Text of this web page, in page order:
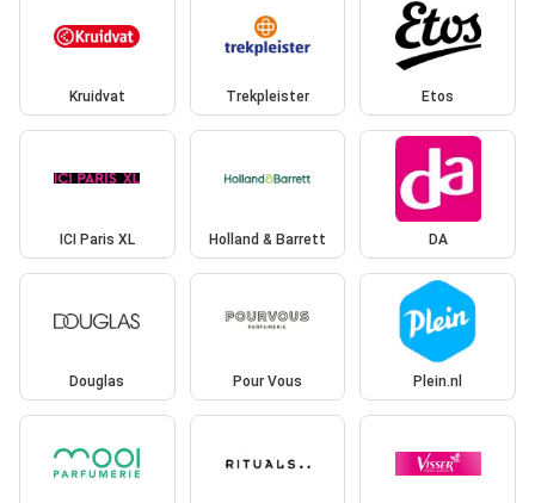
Kruidvat Trekpleister Etos
ICI Paris XL Holland & Barrett DA
Douglas Pour Vous Plein.nl